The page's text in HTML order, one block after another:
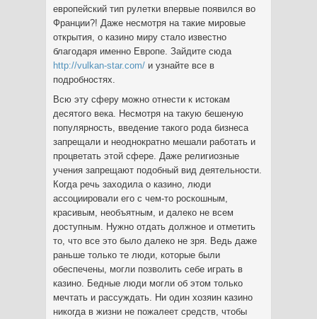
европейский тип рулетки впервые появился во
Франции?! Даже несмотря на такие мировые
открытия, о казино миру стало известно
благодаря именно Европе. Зайдите сюда
http://vulkan-star.com/ и узнайте все в
подробностях.
Всю эту сферу можно отнести к истокам
десятого века. Несмотря на такую бешеную
популярность, введение такого рода бизнеса
запрещали и неоднократно мешали работать и
процветать этой сфере. Даже религиозные
учения запрещают подобный вид деятельности.
Когда речь заходила о казино, люди
ассоциировали его с чем-то роскошным,
красивым, необъятным, и далеко не всем
доступным. Нужно отдать должное и отметить
то, что все это было далеко не зря. Ведь даже
раньше только те люди, которые были
обеспечены, могли позволить себе играть в
казино. Бедные люди могли об этом только
мечтать и рассуждать. Ни один хозяин казино
никогда в жизни не пожалеет средств, чтобы